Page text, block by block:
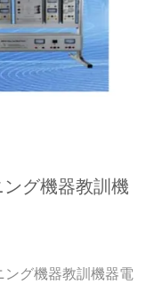
グ機器教訓機
グ機器教訓機器電